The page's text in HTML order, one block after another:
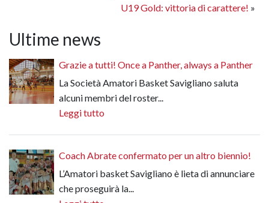
U19 Gold: vittoria di carattere! »
Ultime news
Grazie a tutti! Once a Panther, always a Panther
La Società Amatori Basket Savigliano saluta
alcuni membri del roster...
Leggi tutto
Coach Abrate confermato per un altro biennio!
L’Amatori basket Savigliano è lieta di annunciare
che proseguirà la...